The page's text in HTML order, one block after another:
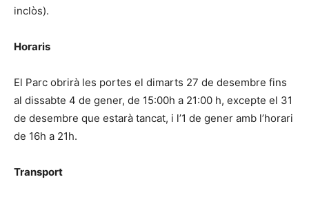
inclòs).
Horaris
El Parc obrirà les portes el dimarts 27 de desembre fins
al dissabte 4 de gener, de 15:00h a 21:00 h, excepte el 31
de desembre que estarà tancat, i l’1 de gener amb l’horari
de 16h a 21h.
Transport